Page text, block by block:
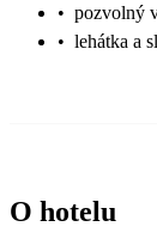
• pozvolný
• lehátka a
O hotelu